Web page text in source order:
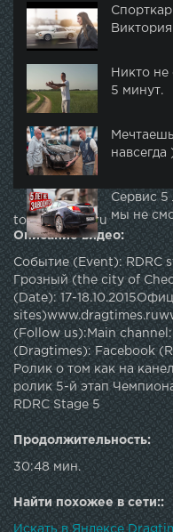
Никто не
5 минут.
навсегда
Сервис 5
мы не
topautotube.ru
Описание видео:
Событие (Event): RDRC
Грозный (the city of
(Date): 17-
(Follow us):Main
(Dragtimes): Facebook
Ролик о том как на
ролик 5-й этап
RDRC Stage 5
Продолжительность:
30:48 мин.
Найти похожее в сети::
Искать в Яндексе